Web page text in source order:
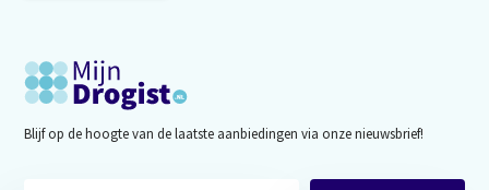
Blijf op de hoogte van de laatste aanbiedingen via onze nieuwsbrief!